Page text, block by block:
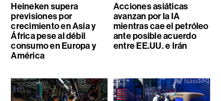
Heineken supera
previsiones por
crecimiento en Asia y
África pese al débil
consumo en Europa y
América
Acciones asiáticas
avanzan por la IA
mientras cae el petróleo
ante posible acuerdo
entre EE.UU. e Irán